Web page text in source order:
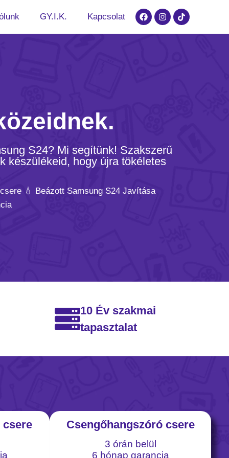
GY.I.K. Kapcsolat
S24? Mi segítünk! Szakszerű
készülékeid, hogy újra tökéletes
💧 Beázott Samsung S24 Javítása
10 Év szakmai
tapasztalat
csere Csengőhangszóró csere
3 órán belül
6 hónap garancia